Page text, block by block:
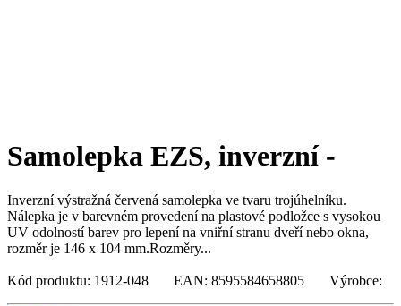
Samolepka EZS, inverzní -
Inverzní výstražná červená samolepka ve tvaru trojúhelníku.
Nálepka je v barevném provedení na plastové podložce s vysokou
UV odolností barev pro lepení na vniřní stranu dveří nebo okna,
rozměr je 146 x 104 mm.Rozměry...
Kód produktu: 1912-048 EAN: 8595584658805 Výrobce: